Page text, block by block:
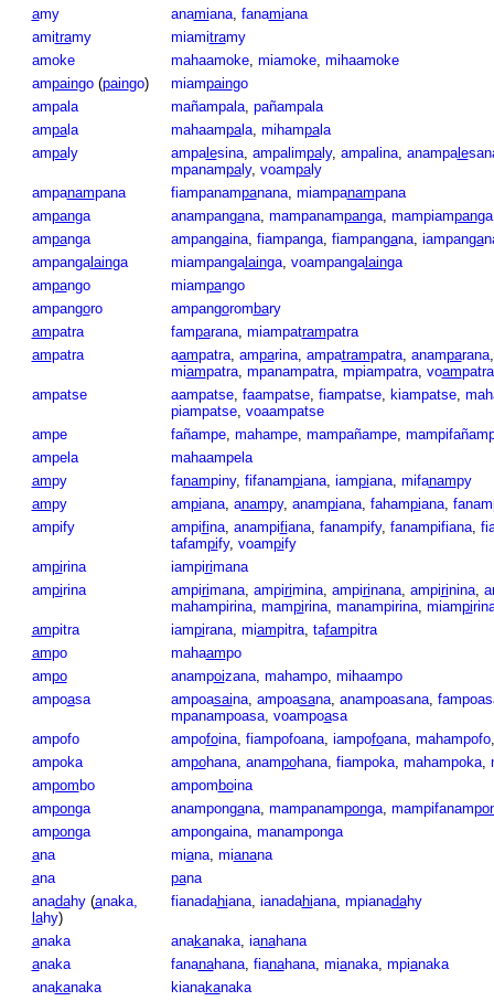
amy anamiana, fanamiana
amitramy miamitramy
amoke
mahaamoke, miamoke, mihaamoke
ampaingo(paingo) miampaingo
ampala
mañampala, pañampala
ampala mahaampala, mihampala
ampaly ampalesina, ampalimpaly, ampalina, anampale
mpanampaly, voampaly
ampanampana fiampanampanana, miampanampana
ampanga anampangana, mampanampanga, mampiampanga
ampanga ampangaina, fiampanga, fiampangana, iampanga
ampangalainga miampangalainga, voampangalainga
ampango miampango
ampangoro ampangorom bary
ampatra famparana, miampatrampatra
ampatra aampatra, amparina, ampatrampatra, anamparana
miampatra, mpanampatra, mpiampatra, voampatra
ampatse
aampatse, faampatse, fiampatse, kiampatse,
piampatse, voaampatse
ampe
fañampe, mahampe, mampañampe,
ampela
mahaampela
ampy fanampiny, fifanampiana, iampiana, mifanampy
ampy ampiana, anampy, anampiana, fahampiana,
ampify
ampifina, anampifiana, fanampify, fanampifiana,
tafampify, voampify
ampirina iampirimana
ampirina ampirimana, ampirimina, ampirinana, ampirinina,
mahampirina, mampirina, manampirina, miampi
ampitra iampirana, miampitra, tafampitra
ampo mahaampo
ampo anampoizana, mahampo, mihaampo
ampoasa ampoasaina, ampoasana, anampoasana,
mpanampoasa, voampoasa
ampofo
ampofoina, fiampofoana, iampofoana, mahampofo
ampoka
ampohana, anampohana, fiampoka, mahampoka,
ampom bo ampom boina
amponga anampongana, mampanamponga, mampifanam
amponga ampongaina, manamponga
ana miana, mianana
ana pana
anadahy(anaka,
lahy)
fianadahiana, ianadahiana, mpianadahy
anaka anakanaka, ianahana
anaka fananahana, fianahana, mianaka, mpianaka
anakanaka kianakanaka